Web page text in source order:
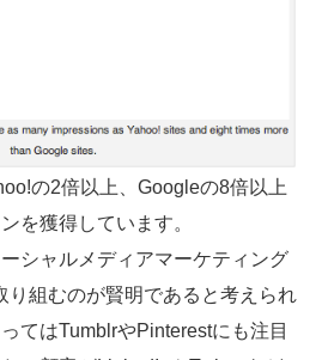
の2倍以上、Googleの8倍以上
を獲得しています。
シャルメディアマーケティング
り組むのが賢明であると考えられ
てはTumblrやPinterestにも注目